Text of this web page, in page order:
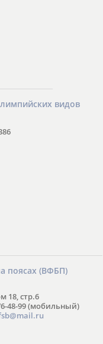
видов
поясах (ВФБП)
18, стр.6
48-99 (мобильный)